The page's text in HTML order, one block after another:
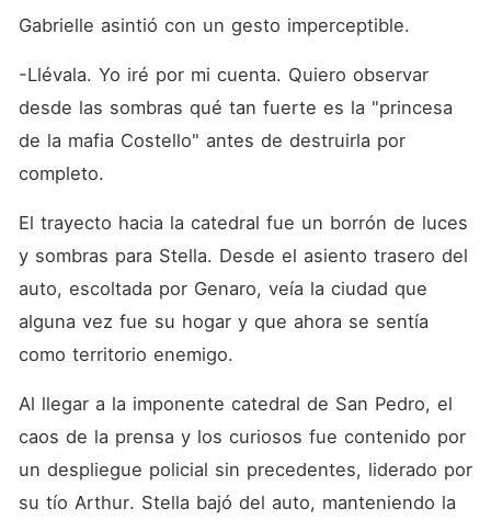
Gabrielle asintió con un gesto imperceptible.
-Llévala. Yo iré por mi cuenta. Quiero observar
desde las sombras qué tan fuerte es la "princesa
de la mafia Costello" antes de destruirla por
completo.
El trayecto hacia la catedral fue un borrón de luces
y sombras para Stella. Desde el asiento trasero del
auto, escoltada por Genaro, veía la ciudad que
alguna vez fue su hogar y que ahora se sentía
como territorio enemigo.
Al llegar a la imponente catedral de San Pedro, el
caos de la prensa y los curiosos fue contenido por
un despliegue policial sin precedentes, liderado por
su tío Arthur. Stella bajó del auto, manteniendo la